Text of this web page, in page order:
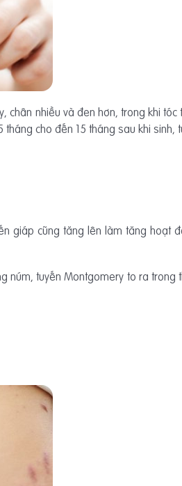
chân nhiều và đen hơn, trong khi tóc
cho đến 15 tháng sau khi sinh,
giáp cũng tăng lên làm tăng hoạt
núm, tuyến Montgomery to ra trong